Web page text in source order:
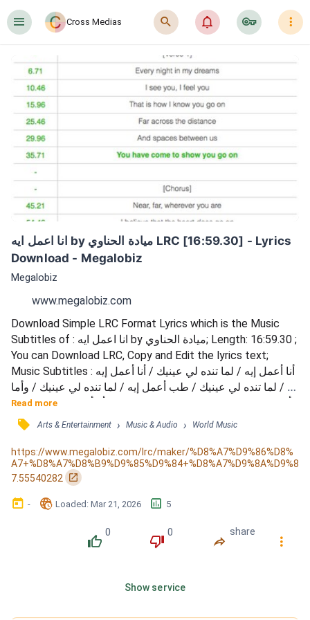
󰍜 Cross Medias 󰍉 󰂜 󰷖 󰇙
انا اعمل ايه by ميادة الحناوي LRC [16:59.30] - Lyrics
Download - Megalobiz
Megalobiz
www.megalobiz.com
Download Simple LRC Format Lyrics which is the Music
Subtitles of : انا اعمل ايه by ميادة الحناوي; Length: 16:59.30 ;
You can Download LRC, Copy and Edit the lyrics text;
Music Subtitles : أنا أعمل إيه / لما تنده لي عينيك / أنا أعمل إيه
/ لما تنده لي عينيك / طب أعمل إيه / لما تنده لي عينيك / وأما
أحس / بدق قلبي / لما إيدي تلمس إيديك / أنا أعمل إيه / لما تنده
لي عينيك / أنا أعمل إيه / لما تنده لي عينيك / طب أعمل إيه / لما
تنده لي عينيك / وأما أحس / بدق قلبي / لما إيدي تلمس إيديك /
وأما كل الدنيا...
Read more
󰓹 Arts & Entertainment › Music & Audio › World Music
https://www.megalobiz.com/lrc/maker/%D8%A7%D9%86%D8%
A7+%D8%A7%D8%B9%D9%85%D9%84+%D8%A7%D9%8A%D9%8
7.55540282
󰏌
󰃶 - 󱉊 Loaded: Mar 21, 2026 󱕎 5
󰔔
0
󰔒
0
󰤲
share
󰇙
Show service